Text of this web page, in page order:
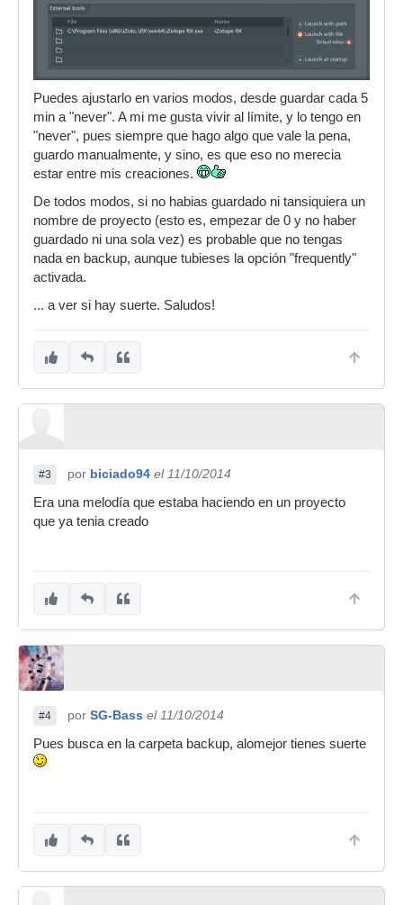
Puedes ajustarlo en varios modos, desde guardar cada 5
min a "never". A mi me gusta vivir al límite, y lo tengo en
"never", pues siempre que hago algo que vale la pena,
guardo manualmente, y sino, es que eso no merecia
estar entre mis creaciones.
De todos modos, si no habias guardado ni tansiquiera un
nombre de proyecto (esto es, empezar de 0 y no haber
guardado ni una sola vez) es probable que no tengas
nada en backup, aunque tubieses la opción "frequently"
activada.
... a ver si hay suerte. Saludos!
#3 por biciado94 el 11/10/2014
Era una melodía que estaba haciendo en un proyecto
que ya tenia creado
#4 por SG-Bass el 11/10/2014
Pues busca en la carpeta backup, alomejor tienes suerte